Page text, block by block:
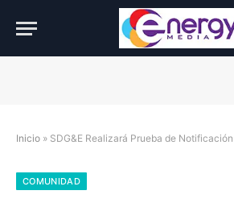
Inicio » SDG&E Realizará Prueba de Notificación de
COMUNIDAD